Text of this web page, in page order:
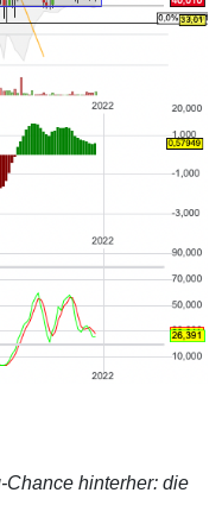
Chance hinterher: die